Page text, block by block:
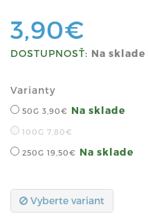
3,90€
DOSTUPNOSŤ: Na sklade
Varianty
50G 3,90€ Na sklade
100G 7,80€
250G 19,50€ Na sklade
Vyberte variant